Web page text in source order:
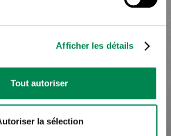
Afficher les détails
Tout autoriser
la sélection